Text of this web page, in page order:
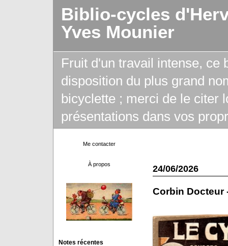
Biblio-cycles
Yves Mounier
Fruit d'un travail intense, ce
disposition du plus grand
bicyclette ; merci de le citer
présentations dans vos
Me contacter
À propos
Notes récentes
24/06/2026
Corbin Docteur